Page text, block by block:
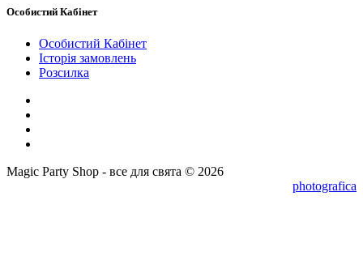
Особистий Кабінет
Особистий Кабінет
Історія замовлень
Розсилка
Magic Party Shop - все для свята © 2026
photografica